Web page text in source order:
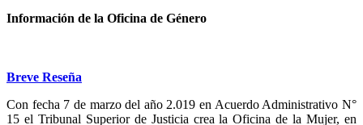
Información de la Oficina de Género
Breve Reseña
Con fecha 7 de marzo del año 2.019 en Acuerdo Administrativo N°
15 el Tribunal Superior de Justicia crea la Oficina de la Mujer, en